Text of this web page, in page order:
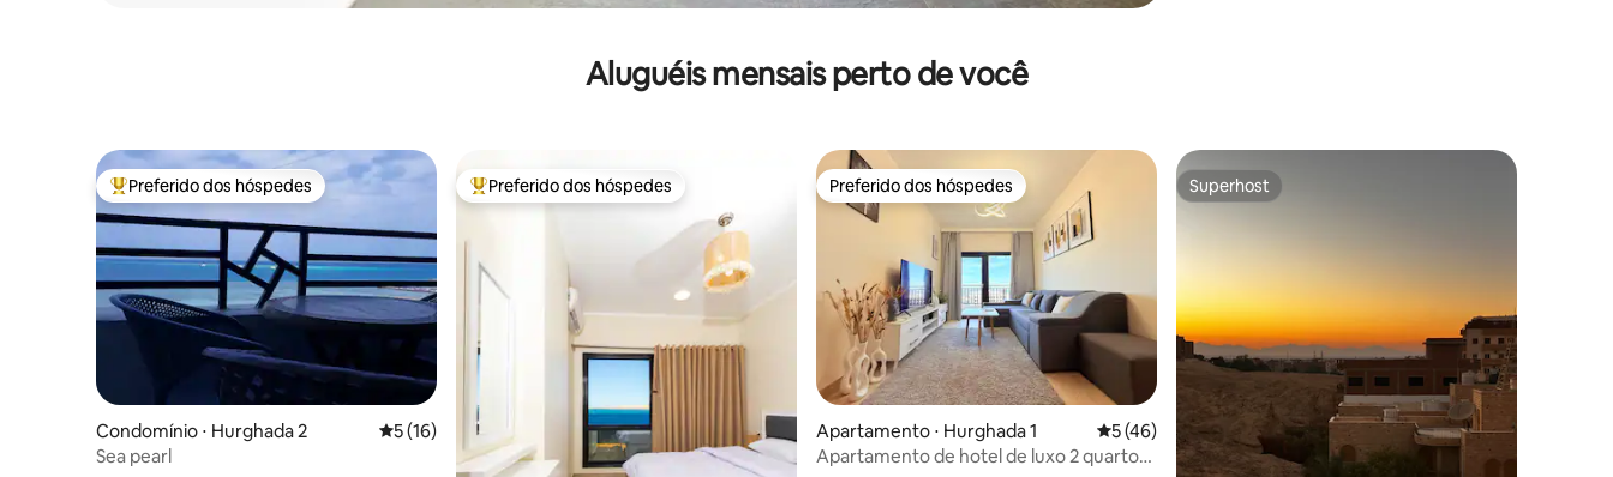
Aluguéis mensais perto de você
Entre os melhores preferidos dos hóspedes
Preferido dos hóspedes
Condomínio ⋅ Hurghada 2 5 de uma avaliação média de 5, 16 avaliações
5 (16)
Sea pearl
Entre os melhores preferidos dos hóspedes
Preferido dos hóspedes Preferido dos hóspedes
Preferido dos hóspedes
Apartamento ⋅ Hurghada 1 5 de uma avaliação média de 5, 46 avaliações
5 (46)
Apartamento de hotel de luxo 2 quartos
Superhost
Superhost